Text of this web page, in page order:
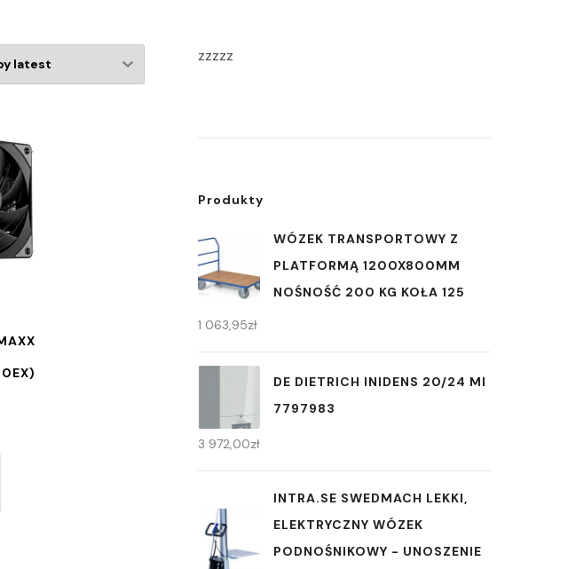
zzzzz
Produkty
WÓZEK TRANSPORTOWY Z
PLATFORMĄ 1200X800MM
NOŚNOŚĆ 200 KG KOŁA 125
1 063,95zł
DE DIETRICH INIDENS 20/24 MI
7797983
3 972,00zł
INTRA.SE SWEDMACH LEKKI,
ELEKTRYCZNY WÓZEK
PODNOŚNIKOWY - UNOSZENIE